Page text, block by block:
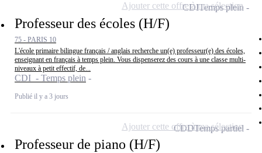
Professeur des écoles (H/F)
75 - PARIS 10
L'école primaire bilingue français / anglais recherche un(e) professeur(e) des écoles,
enseignant en français à temps plein. Vous dispenserez des cours à une classe multi-
niveaux à petit effectif, de...
CDI - Temps plein
Publié il y a 3 jours
CDITemps plein
Ajouter cette offre à ma sélection
Professeur de piano (H/F)
CDDTemps partiel
Ajouter cette offre à ma sélection